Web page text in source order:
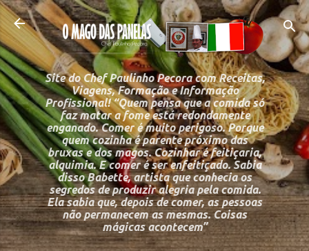
Pular para o
Site do Chef Paulinho Pecora com Receitas,
Viagens, Formação e Informação
Profissional! “Quem pensa que a comida só
faz matar a fome está redondamente
enganado. Comer é muito perigoso. Porque
quem cozinha é parente próximo das
bruxas e dos magos. Cozinhar é feitiçaria,
alquimia. E comer é ser enfeitiçado. Sabia
disso Babette, artista que conhecia os
segredos de produzir alegria pela comida.
Ela sabia que, depois de comer, as pessoas
não permanecem as mesmas. Coisas
mágicas acontecem”